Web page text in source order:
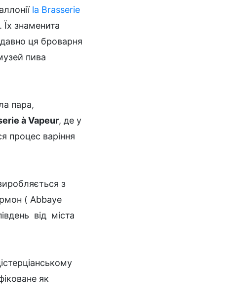
la Brasserie
Їх знаменита
ця броварня
пива
пара,
àVapeur, де у
процес варіння
з
( Abbaye
від міста
як